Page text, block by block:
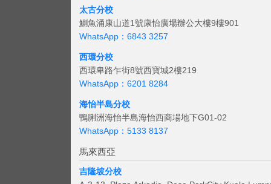
太古分校
鰂魚涌康山道1號康怡廣場辦公大樓9樓901
WhatsApp：6843 3257
西環分校
西環卑路乍街8號西寶城2樓219
WhatsApp：6201 8284
海怡半島分校
鴨脷洲海怡半島海怡西商場地下G01-02
WhatsApp：5133 8137
馬來西亞
吉隆坡分校